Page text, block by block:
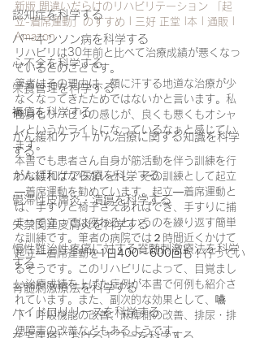
認知症を科学する
パーキンソン病を科学する
心不全を科学する
栄養管理を科学する
褥瘡を科学する
がん緩和ケア＋がん治療に関する知識を科学
する
がん緩和ケア医療を科学する
鬱滞性皮膚炎・潰瘍を科学する
失禁関連皮膚炎を科学する
慢性難治性疼痛に対する脊髄刺激療法を科学
する
脊髄刺激療法を科学する
ハイドロリリースを科学する
新版 間違いだらけのリハビリテーション 「起
立-着席運動」のすすめ | 三好 正堂 |本 | 通販 |
Amazon
リハビリは30年前と比べて治療成績が悪くなっ
ているとのことです。
筆者はその理由は、額に汗する地道な治療が少
なくなってきたためではないかと言います。私
自身もリハビリの感じが、良くも悪くもオシャ
レというかライトになっているなぁと感じてい
ます。
本書でも患者さん自身が筋活動を伴う訓練を行
わなければならないとし、その訓練として起立
―着席運動を勧めています。起立―着席運動と
は、手すりと椅子さえあればでき、手すりに捕
まって立っては座わるというのを繰り返す簡単
な訓練です。筆者の病院では２時間近くかけて
起立―着席運動を1日400～600回も！行ってい
るそうです。このリハビリによって、目覚まし
い治療成績を上げた症例が本書で何例も紹介さ
れています。また、副次的な効果として、嚥
下・呼吸機能の改善、麻痺側の改善、排尿・排
便障害の改善などもあるようです。